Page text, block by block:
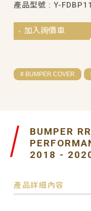
產品型號 : Y-
加入詢價車
# BUMPER COVER
BUMPER
2018 -
產品詳細內容